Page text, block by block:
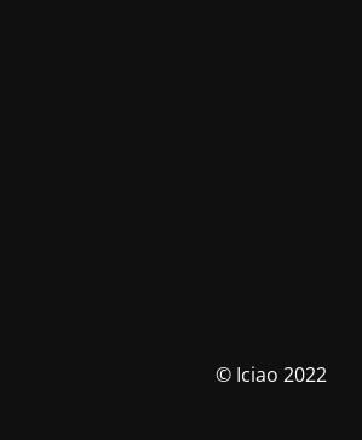
© Iciao 2022